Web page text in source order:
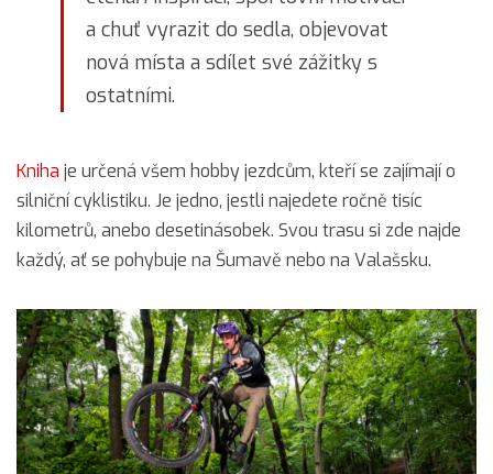
a chuť vyrazit do sedla, objevovat
nová místa a sdílet své zážitky s
ostatními.
Kniha je určená všem hobby jezdcům, kteří se zajímají o
silniční cyklistiku. Je jedno, jestli najedete ročně tisíc
kilometrů, anebo desetinásobek. Svou trasu si zde najde
každý, ať se pohybuje na Šumavě nebo na Valašsku.